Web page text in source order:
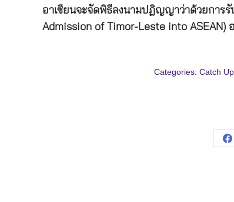
อาเซียนจะจัดพิธีลงนามปฏิญญาว่าด้วยการรั
Admission of Timor-Leste into ASEAN)
Categories: Catch Up,